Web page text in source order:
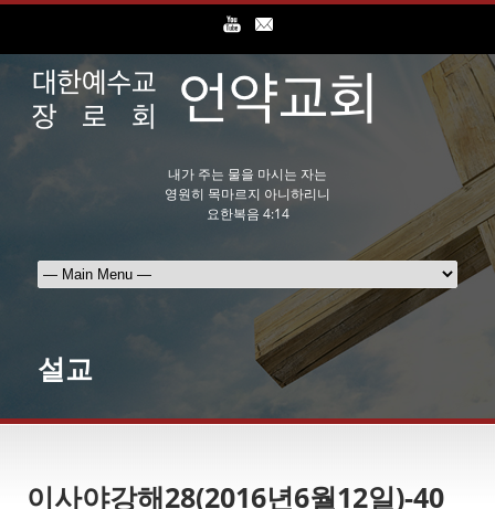
내가 주는 물을 마시는 자는
영원히 목마르지 아니하리니
요한복음 4:14
설교
이사야강해28(2016년6월12일)-40